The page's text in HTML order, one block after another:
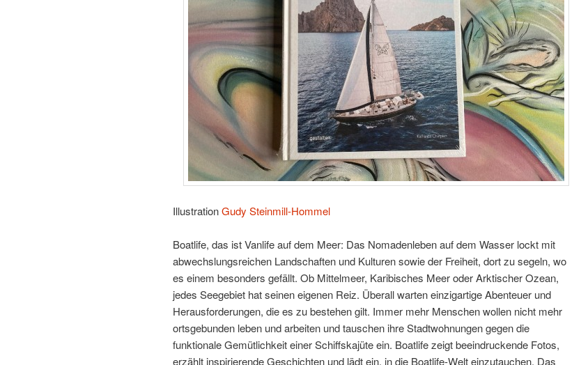
IllustrationGudy Steinmill-Hommel
Boatlife, das ist Vanlife auf dem Meer: Das Nomadenleben auf dem Wasser lockt mit
abwechslungsreichen Landschaften und Kulturen sowie der Freiheit, dort zu segeln, wo
es einem besonders gefällt. Ob Mittelmeer, Karibisches Meer oder Arktischer Ozean,
jedes Seegebiet hat seinen eigenen Reiz. Überall warten einzigartige Abenteuer und
Herausforderungen, die es zu bestehen gilt. Immer mehr Menschen wollen nicht mehr
ortsgebunden leben und arbeiten und tauschen ihre Stadtwohnungen gegen die
funktionale Gemütlichkeit einer Schiffskajüte ein. Boatlife zeigt beeindruckende Fotos,
erzählt inspirierende Geschichten und lädt ein, in die Boatlife-Welt einzutauchen. Das